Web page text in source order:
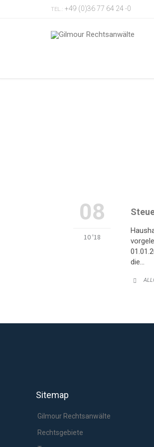
TEL.: +49 (0)36 77 64 24 -0
08
10 '18
die…

Sitemap
Gilmour Rechtsanwälte
Rechtsgebiete